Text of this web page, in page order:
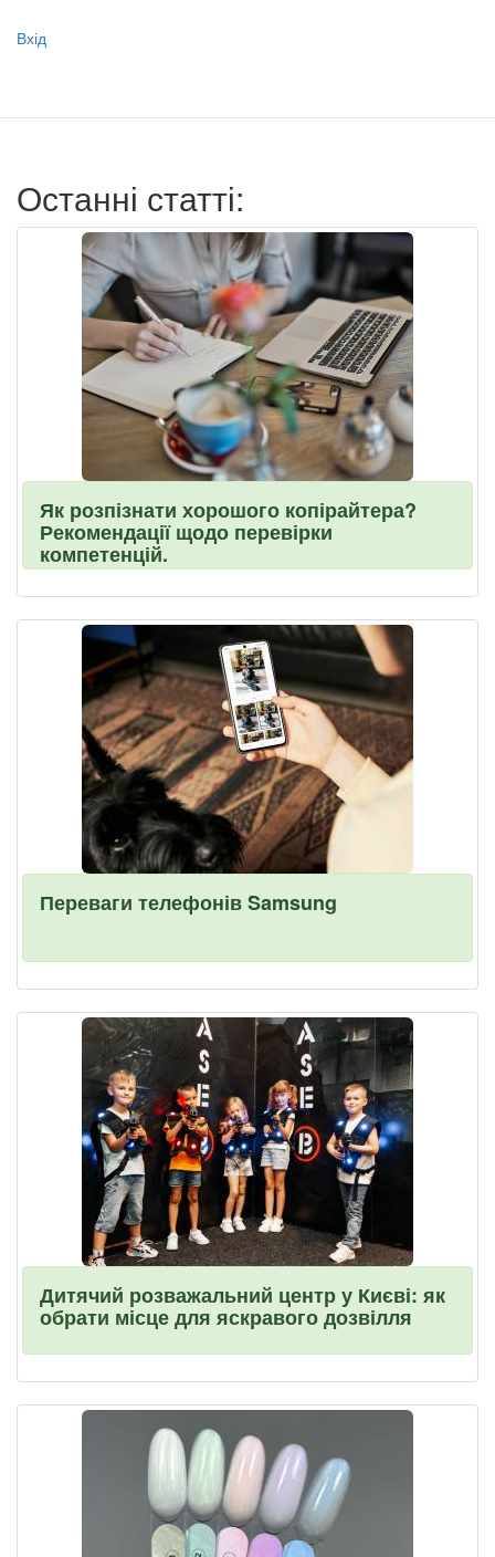
Меню
записи
Вхід
Останні статті:
Як розпізнати хорошого копірайтера?
Рекомендації щодо перевірки
компетенцій.
Переваги телефонів Samsung
Дитячий розважальний центр у Києві: як
обрати місце для яскравого дозвілля